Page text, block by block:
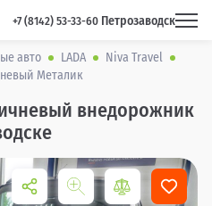
+7 (8142) 53-33-60 Петрозаводск
авто LADA
Niva Travel
Металик
внедорожник